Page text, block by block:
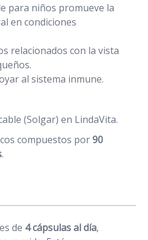
para niños promueve la
en condiciones
relacionados con la vista
al sistema inmune.
(Solgar) en LindaVita.
compuestos por90
.
de 4 cápsulas al día,